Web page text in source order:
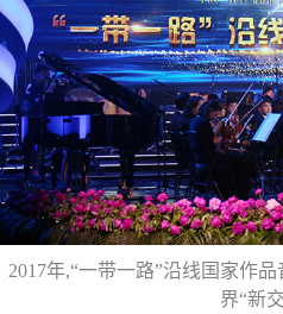
2017年,“一带一路”沿线国家作
界“新